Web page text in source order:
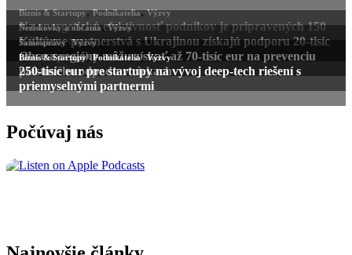
Biznis & Startupy,Podnikatelia,Výzvy
Na energetickú efektívnosť podnikov je pripravených 150
miliónov eur
Neziskovky a občania,Výzvy
Kultúrne partnerstvá s Ukrajinou získajú podporu 20-tisíc
eur na projekt
Samosprávy,Výzvy
Obce a regióny môžu získať až 70-tisíc eur na prevenciu
plastového odpadu v riekach
Biznis & Startupy,Podnikatelia,Výzvy
250-tisíc eur pre startupy na vývoj deep-tech riešení s
priemyselnými partnermi
Počúvaj nás